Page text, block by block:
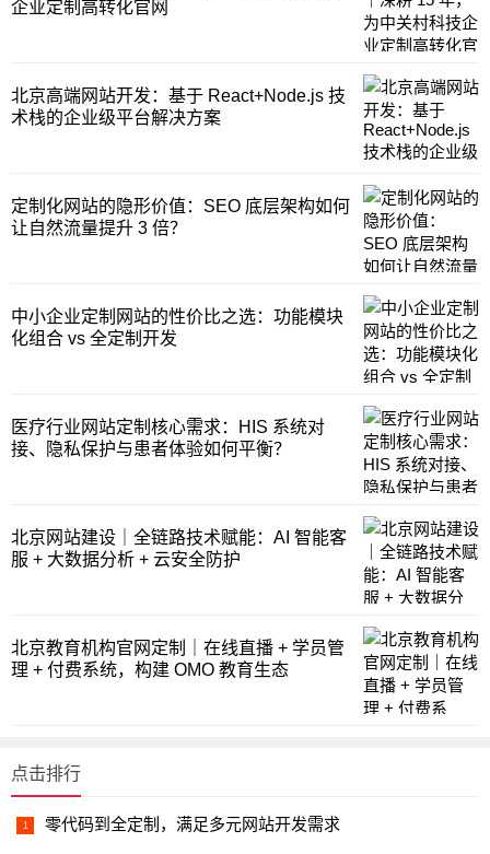
企业定制高转化官网
北京高端网站开发：基于 React+Node.js 技
术栈的企业级平台解决方案
定制化网站的隐形价值：SEO 底层架构如何
让自然流量提升 3 倍？
中小企业定制网站的性价比之选：功能模块
化组合 vs 全定制开发
医疗行业网站定制核心需求：HIS 系统对
接、隐私保护与患者体验如何平衡？
北京网站建设｜全链路技术赋能：AI 智能客
服 + 大数据分析 + 云安全防护
北京教育机构官网定制｜在线直播 + 学员管
理 + 付费系统，构建 OMO 教育生态
点击排行
零代码到全定制，满足多元网站开发需求